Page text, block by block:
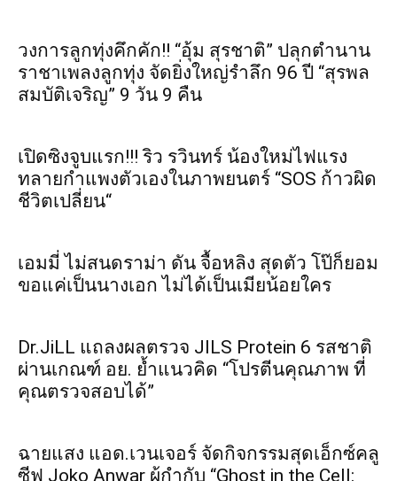
วงการลูกทุ่งคึกคัก!! “อุ้ม สุรชาติ” ปลุกตำนาน
ราชาเพลงลูกทุ่ง จัดยิ่งใหญ่รำลึก 96 ปี “สุรพล
สมบัติเจริญ” 9 วัน 9 คืน
เปิดซิงจูบแรก!!! ริว รวินทร์ น้องใหม่ไฟแรง
ทลายกำแพงตัวเองในภาพยนตร์ “SOS ก้าวผิด
ชีวิตเปลี่ยน“
เอมมี่ ไม่สนดราม่า ดัน จื้อหลิง สุดตัว โป๊ก็ยอม
ขอแค่เป็นนางเอก ไม่ได้เป็นเมียน้อยใคร
Dr.JiLL แถลงผลตรวจ JILS Protein 6 รสชาติ
ผ่านเกณฑ์ อย. ย้ำแนวคิด “โปรตีนคุณภาพ ที่
คุณตรวจสอบได้”
ฉายแสง แอด.เวนเจอร์ จัดกิจกรรมสุดเอ็กซ์คลู
ซีฟ Joko Anwar ผู้กำกับ “Ghost in the Cell: